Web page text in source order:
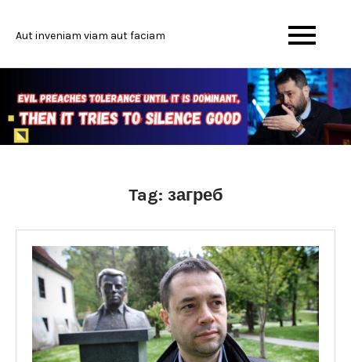
Aut inveniam viam aut faciam
Tag: загреб